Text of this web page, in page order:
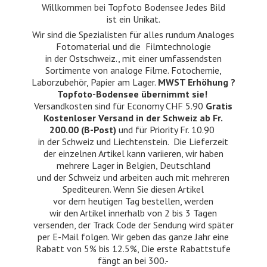
Willkommen bei Topfoto Bodensee Jedes Bild
ist ein Unikat.
Wir sind die Spezialisten für alles rundum Analoges
Fotomaterial und die Filmtechnologie
in der Ostschweiz., mit einer umfassendsten
Sortimente von analoge Filme. Fotochemie,
Laborzubehör, Papier am Lager. MWST Erhöhung ?
Topfoto-Bodensee übernimmt sie!
Versandkosten sind für Economy CHF 5.90 Gratis
Kostenloser Versand in der Schweiz ab Fr.
200.00 (B-Post) und für Priority Fr. 10.90
in der Schweiz und Liechtenstein. Die Lieferzeit
der einzelnen Artikel kann variieren, wir haben
mehrere Lager in Belgien, Deutschland
und der Schweiz und arbeiten auch mit mehreren
Spediteuren. Wenn Sie diesen Artikel
vor dem heutigen Tag bestellen, werden
wir den Artikel innerhalb von 2 bis 3 Tagen
versenden, der Track Code der Sendung wird später
per E-Mail folgen. Wir geben das ganze Jahr eine
Rabatt von 5% bis 12.5%, Die erste Rabattstufe
fängt an bei 300.-